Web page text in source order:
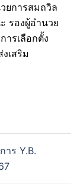
ยการสมถวิล
รองผู้อำนวย
ารเลือกตั้ง
เสริม
ร Y.B.